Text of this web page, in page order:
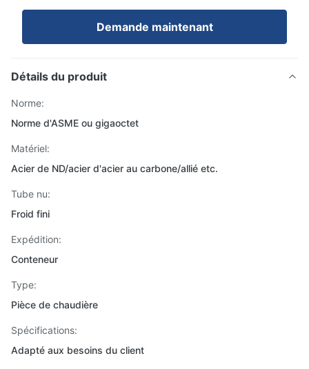
Demande maintenant
Détails du produit
Norme:
Norme d'ASME ou gigaoctet
Matériel:
Acier de ND/acier d'acier au carbone/allié etc.
Tube nu:
Froid fini
Expédition:
Conteneur
Type:
Pièce de chaudière
Spécifications:
Adapté aux besoins du client